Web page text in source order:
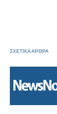
ΣΧΕΤΙΚΑ ΑΡΘΡΑ